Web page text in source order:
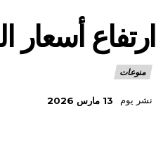
ارتفاع أسعار النفط
منوعات
نشر يوم 13 مارس 2026